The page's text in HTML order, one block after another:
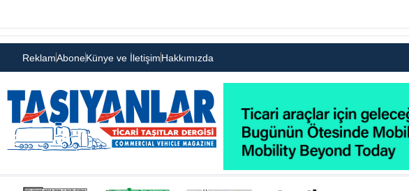
ReklamAboneKünye ve İletişimHakkımızda